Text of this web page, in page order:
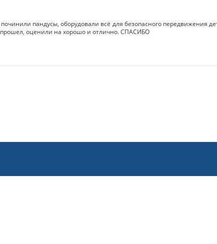
пандусы, оборудовали всё для безопасного передвижения
прошел, оценили на хорошо и отлично. СПАСИБО